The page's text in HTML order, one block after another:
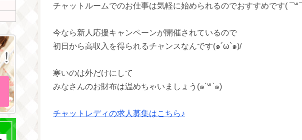
チャットルームでのお仕事は気軽に始められるのでおすすめです(
今なら新人応援キャンペーンが開催されているので
初日から高収入を得られるチャンスなんです(๑´ω`๑)/
寒いのは外だけにして
みなさんのお財布は温めちゃいましょう(๑´꒳`๑)
チャットレディの求人募集はこちら♪